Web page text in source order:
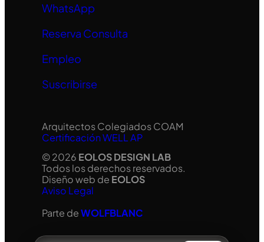
WhatsApp
Reserva Consulta
Empleo
Suscribirse
Arquitectos Colegiados COAM
Certificación WELL AP
© 2026 EOLOS DESIGN LAB
Todos los derechos reservados.
Diseño web de EOLOS
Aviso Legal
Parte deWOLFBLANC